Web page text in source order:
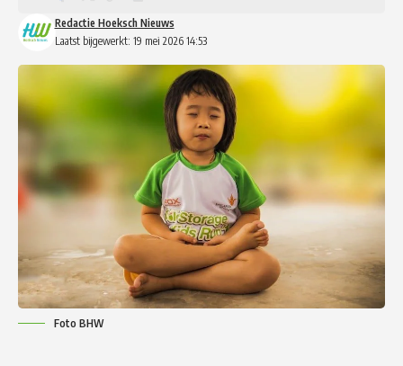
Laatst bijgewerkt: 19 mei 2026 14:53
Redactie Hoeksch Nieuws
Foto BHW